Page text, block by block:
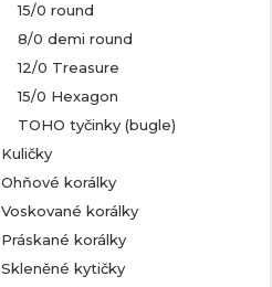
15/0 round
8/0 demi round
12/0 Treasure
15/0 Hexagon
TOHO tyčinky (bugle)
Kuličky
Ohňové korálky
Voskované korálky
Práskané korálky
Skleněné kytičky